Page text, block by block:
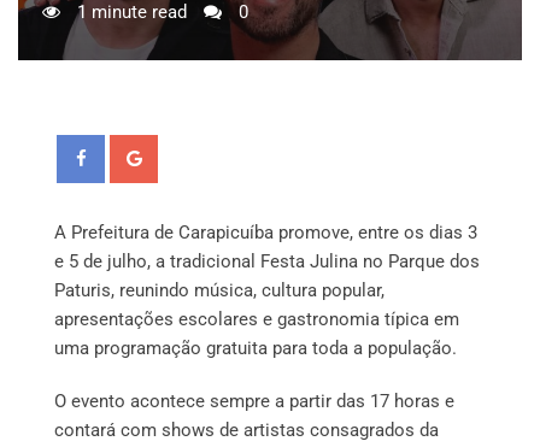
1 minute read
0
A Prefeitura de Carapicuíba promove, entre os dias 3
e 5 de julho, a tradicional Festa Julina no Parque dos
Paturis, reunindo música, cultura popular,
apresentações escolares e gastronomia típica em
uma programação gratuita para toda a população.
O evento acontece sempre a partir das 17 horas e
contará com shows de artistas consagrados da